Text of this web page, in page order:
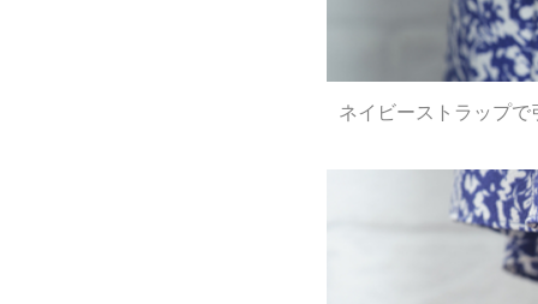
ネイビーストラップ